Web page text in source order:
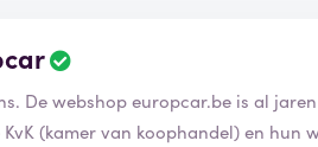
B
o
o
De webshop europcar.be is al
(kamer van koophandel) en hun